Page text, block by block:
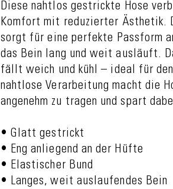
Diese nahtlos gestrickte Hose
Komfort mit reduzierter Ästhetik.
sorgt für eine perfekte Passform
das Bein lang und weit ausläuft.
fällt weich und kühl – ideal für den
nahtlose Verarbeitung macht die
angenehm zu tragen und spart
• Glatt gestrickt
• Eng anliegend an der Hüfte
• Elastischer Bund
• Langes, weit auslaufendes Bein